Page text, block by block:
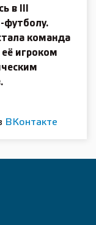
в III
футболу.
команда
игроком
ВКонтакте